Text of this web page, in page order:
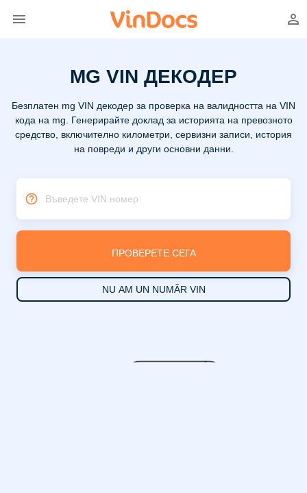
MG VIN ДЕКОДЕР
Безплатен mg VIN декодер за проверка на валидността на VIN
кода на mg. Генерирайте доклад за историята на превозното
средство, включително километри, сервизни записи, история
на повреди и други основни данни.
Въведете VIN номер
ПРОВЕРЕТЕ СЕГА
NU AM UN NUMĂR VIN